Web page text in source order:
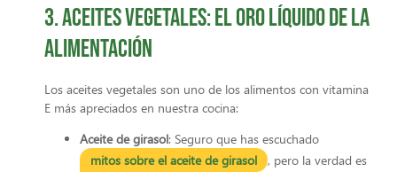
3. Aceites vegetales: el oro líquido de la
alimentación
Los aceites vegetales son uno de los alimentos con vitamina
E más apreciados en nuestra cocina:
Aceite de girasol: Seguro que has escuchado
mitos sobre el aceite de girasol
, pero la verdad es